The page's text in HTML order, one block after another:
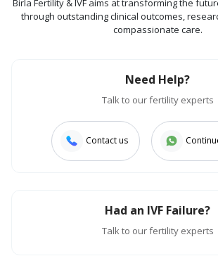
Birla Fertility & IVF aims at transforming the
through outstanding clinical outcomes,
compassionate care.
Need Help?
Talk to our fertility experts
Contact us
Had an IVF Failure?
Talk to our fertility experts